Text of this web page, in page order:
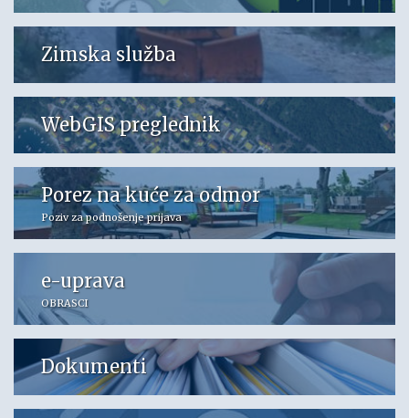
Zimska služba
WebGIS preglednik
Porez na kuće za odmor
Poziv za podnošenje prijava
e-uprava
OBRASCI
Dokumenti